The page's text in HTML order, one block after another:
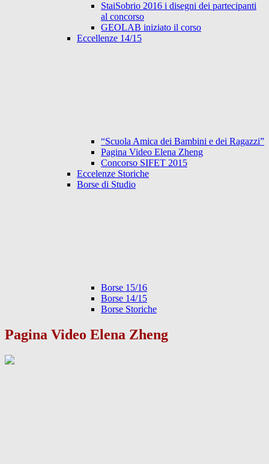
StaiSobrio 2016 i disegni dei partecipanti
al concorso
GEOLAB iniziato il corso
Eccellenze 14/15
“Scuola Amica dei Bambini e dei Ragazzi”
Pagina Video Elena Zheng
Concorso SIFET 2015
Eccelenze Storiche
Borse di Studio
Borse 15/16
Borse 14/15
Borse Storiche
Pagina Video Elena Zheng